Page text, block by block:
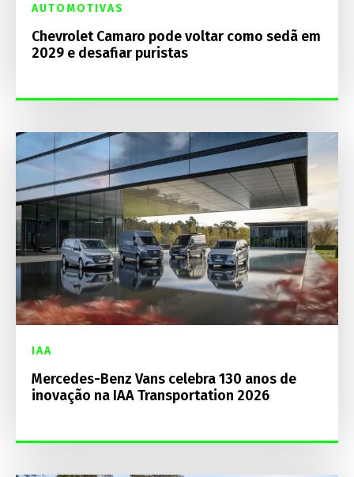
AUTOMOTIVAS
Chevrolet Camaro pode voltar como sedã em
2029 e desafiar puristas
IAA
Mercedes-Benz Vans celebra 130 anos de
inovação na IAA Transportation 2026